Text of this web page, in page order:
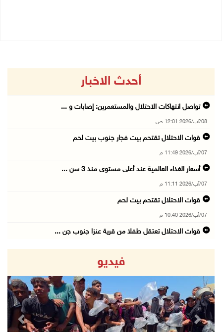
أحدث الاخبار
تواصل انتهاكات الاحتلال والمستعمرين: إصابات و ...
08/آب/2026 12:01 ص
قوات الاحتلال تقتحم بيت فجار جنوب بيت لحم
07/آب/2026 11:49 م
أسعار الغذاء العالمية عند أعلى مستوى منذ 3 سن ...
07/آب/2026 11:11 م
قوات الاحتلال تقتحم بيت لحم
07/آب/2026 10:40 م
قوات الاحتلال تعتقل طفلا من قرية عنزا جنوب جن ...
قوات الاحتلال تغلق مداخل يعبد جنوب غرب جنين
07/آب/2026 10:15 م
الاحتلال يعيق تنقل المواطنين ويقتحم بلدات شرق ...
07/آب/2026 08:52 م
إصابة مواطنين في اعتداء للمستعمرين في بيت دجن
فيديو
Next